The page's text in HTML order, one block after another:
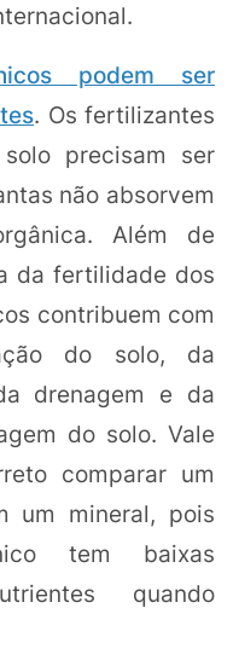
podem ser
. Os fertilizantes
precisam ser
não absorvem
Além de
da fertilidade dos
contribuem com
do solo, da
drenagem e da
do solo. Vale
comparar um
um mineral, pois
tem baixas
quando